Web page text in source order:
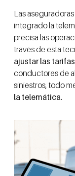
Las
integrado la
precisa las
través de esta
ajustar las
conductores de
siniestros, todo
la telemática.